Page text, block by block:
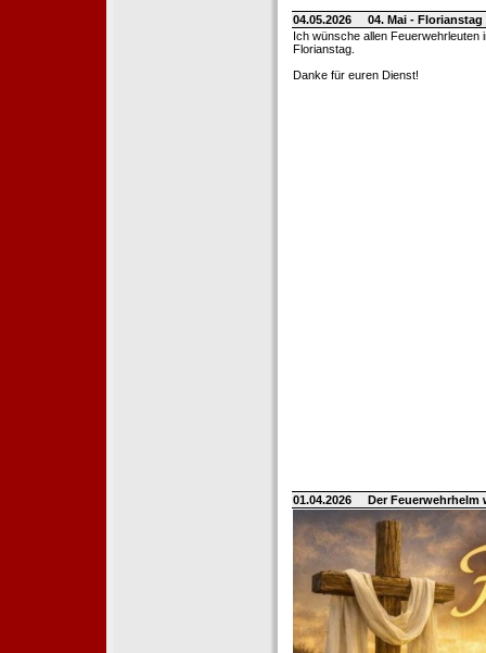
04.05.2026
04. Mai -
Ich wünsche allen Feuerwehrleuten
Florianstag.
Danke für euren Dienst!
01.04.2026 Der